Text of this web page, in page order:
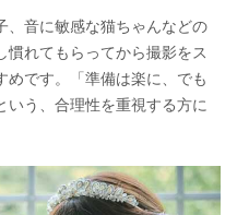
、音に敏感な猫ちゃんなどの
慣れてもらってから撮影をス
めです。「準備は楽に、でも
いう、合理性を重視する方に